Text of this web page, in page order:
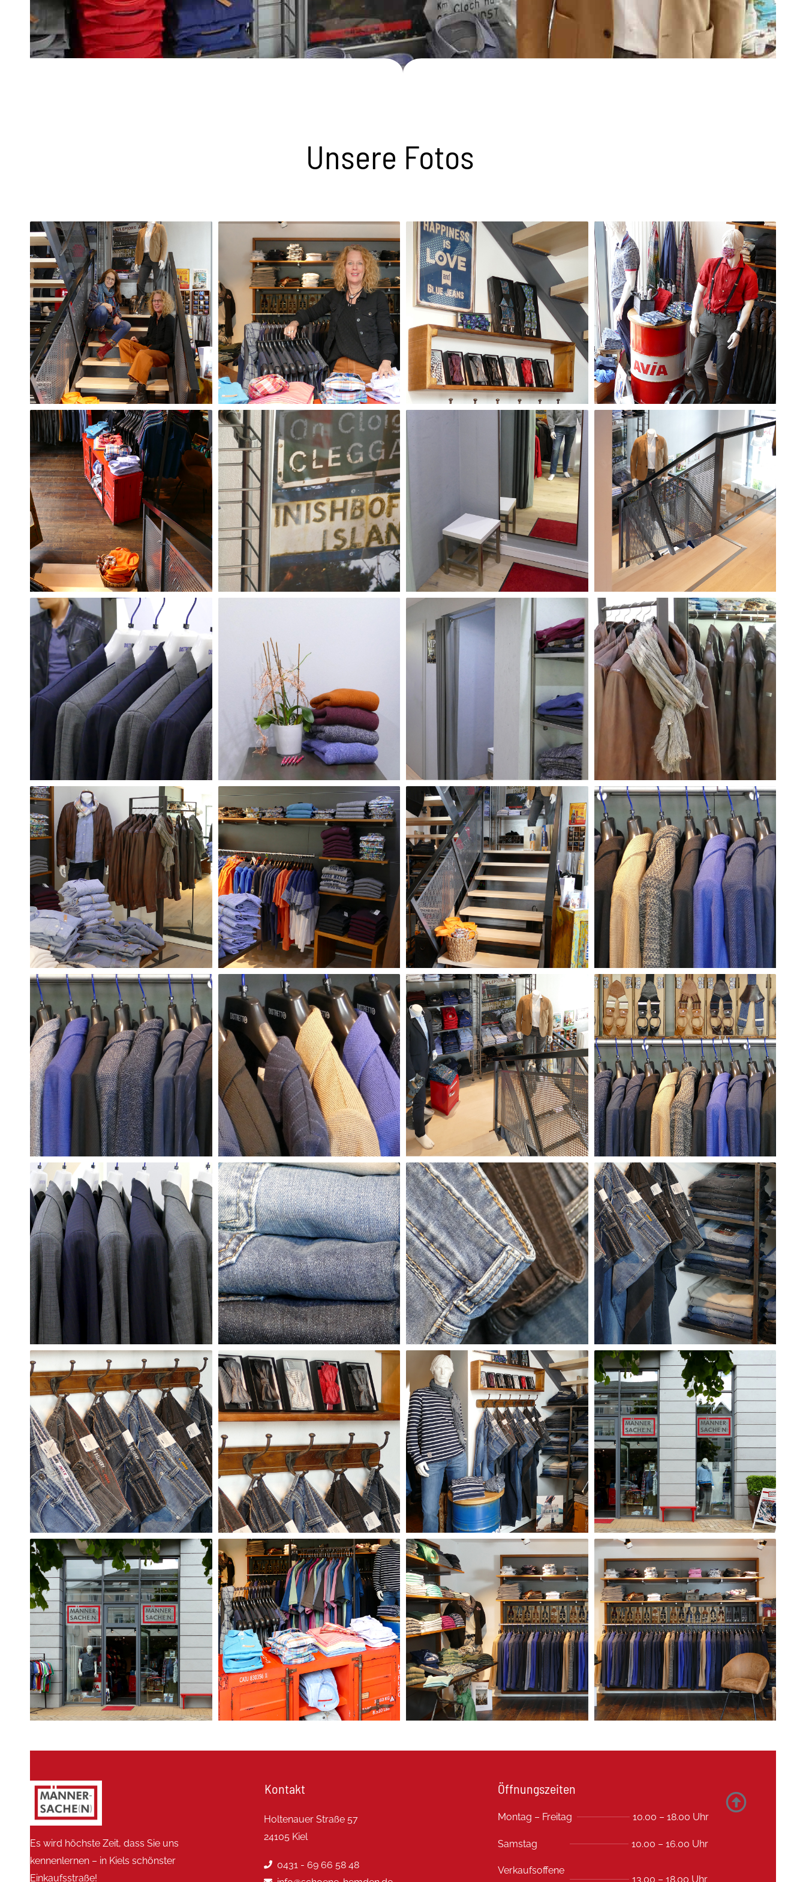
Unsere Fotos
Es wird höchste Zeit, dass Sie uns
kennenlernen – in Kiels schönster
Einkaufsstraße!
Kontakt
Holtenauer Straße 57
24105 Kiel
0431 - 69 66 58 48
Öffnungszeiten
Montag – Freitag 10.00 – 18.00 Uhr
Samstag 10.00 – 16.00 Uhr
Verkaufsoffene
13.00 – 18.00 Uhr